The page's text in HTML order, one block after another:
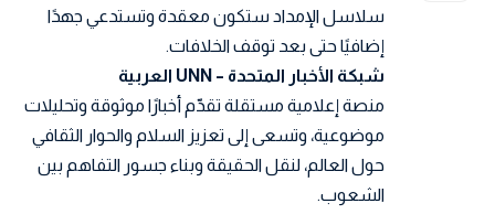
سلاسل الإمداد ستكون معقدة وتستدعي جهدًا
إضافيًا حتى بعد توقف الخلافات.
شبكة الأخبار المتحدة – UNN العربية
منصة إعلامية مستقلة تقدّم أخبارًا موثوقة وتحليلات
موضوعية، وتسعى إلى تعزيز السلام والحوار الثقافي
حول العالم، لنقل الحقيقة وبناء جسور التفاهم بين
الشعوب.